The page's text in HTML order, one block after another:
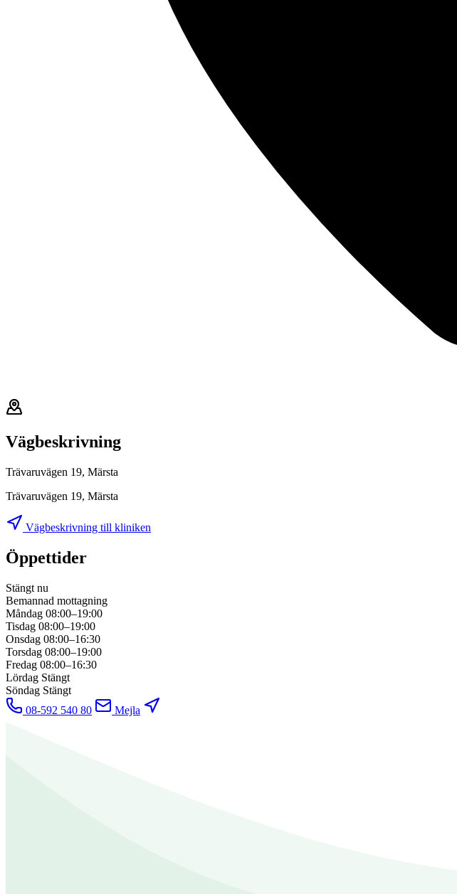
Vägbeskrivning
Trävaruvägen 19, Märsta
Trävaruvägen 19, Märsta
Vägbeskrivning till kliniken
Öppettider
Stängt nu
Bemannad mottagning
Måndag 08:00–19:00
Tisdag 08:00–19:00
Onsdag 08:00–16:30
Torsdag 08:00–19:00
Fredag 08:00–16:30
Lördag Stängt
Söndag Stängt
08-592 540 80
Mejla